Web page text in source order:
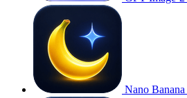
Nano Banana